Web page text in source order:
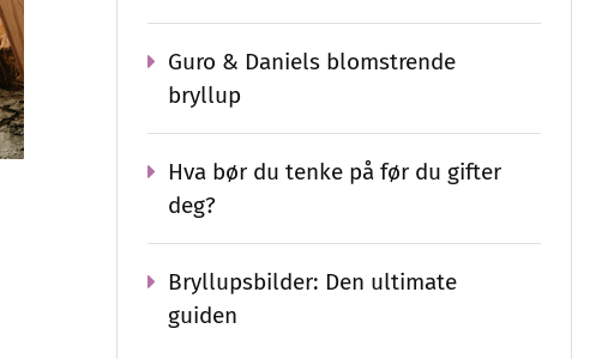
Guro & Daniels blomstrende
bryllup
Hva bør du tenke på før du gifter
deg?
Bryllupsbilder: Den ultimate
guiden